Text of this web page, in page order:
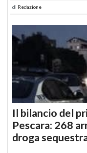
di Redazione
Il bilancio del
Pescara: 268
droga